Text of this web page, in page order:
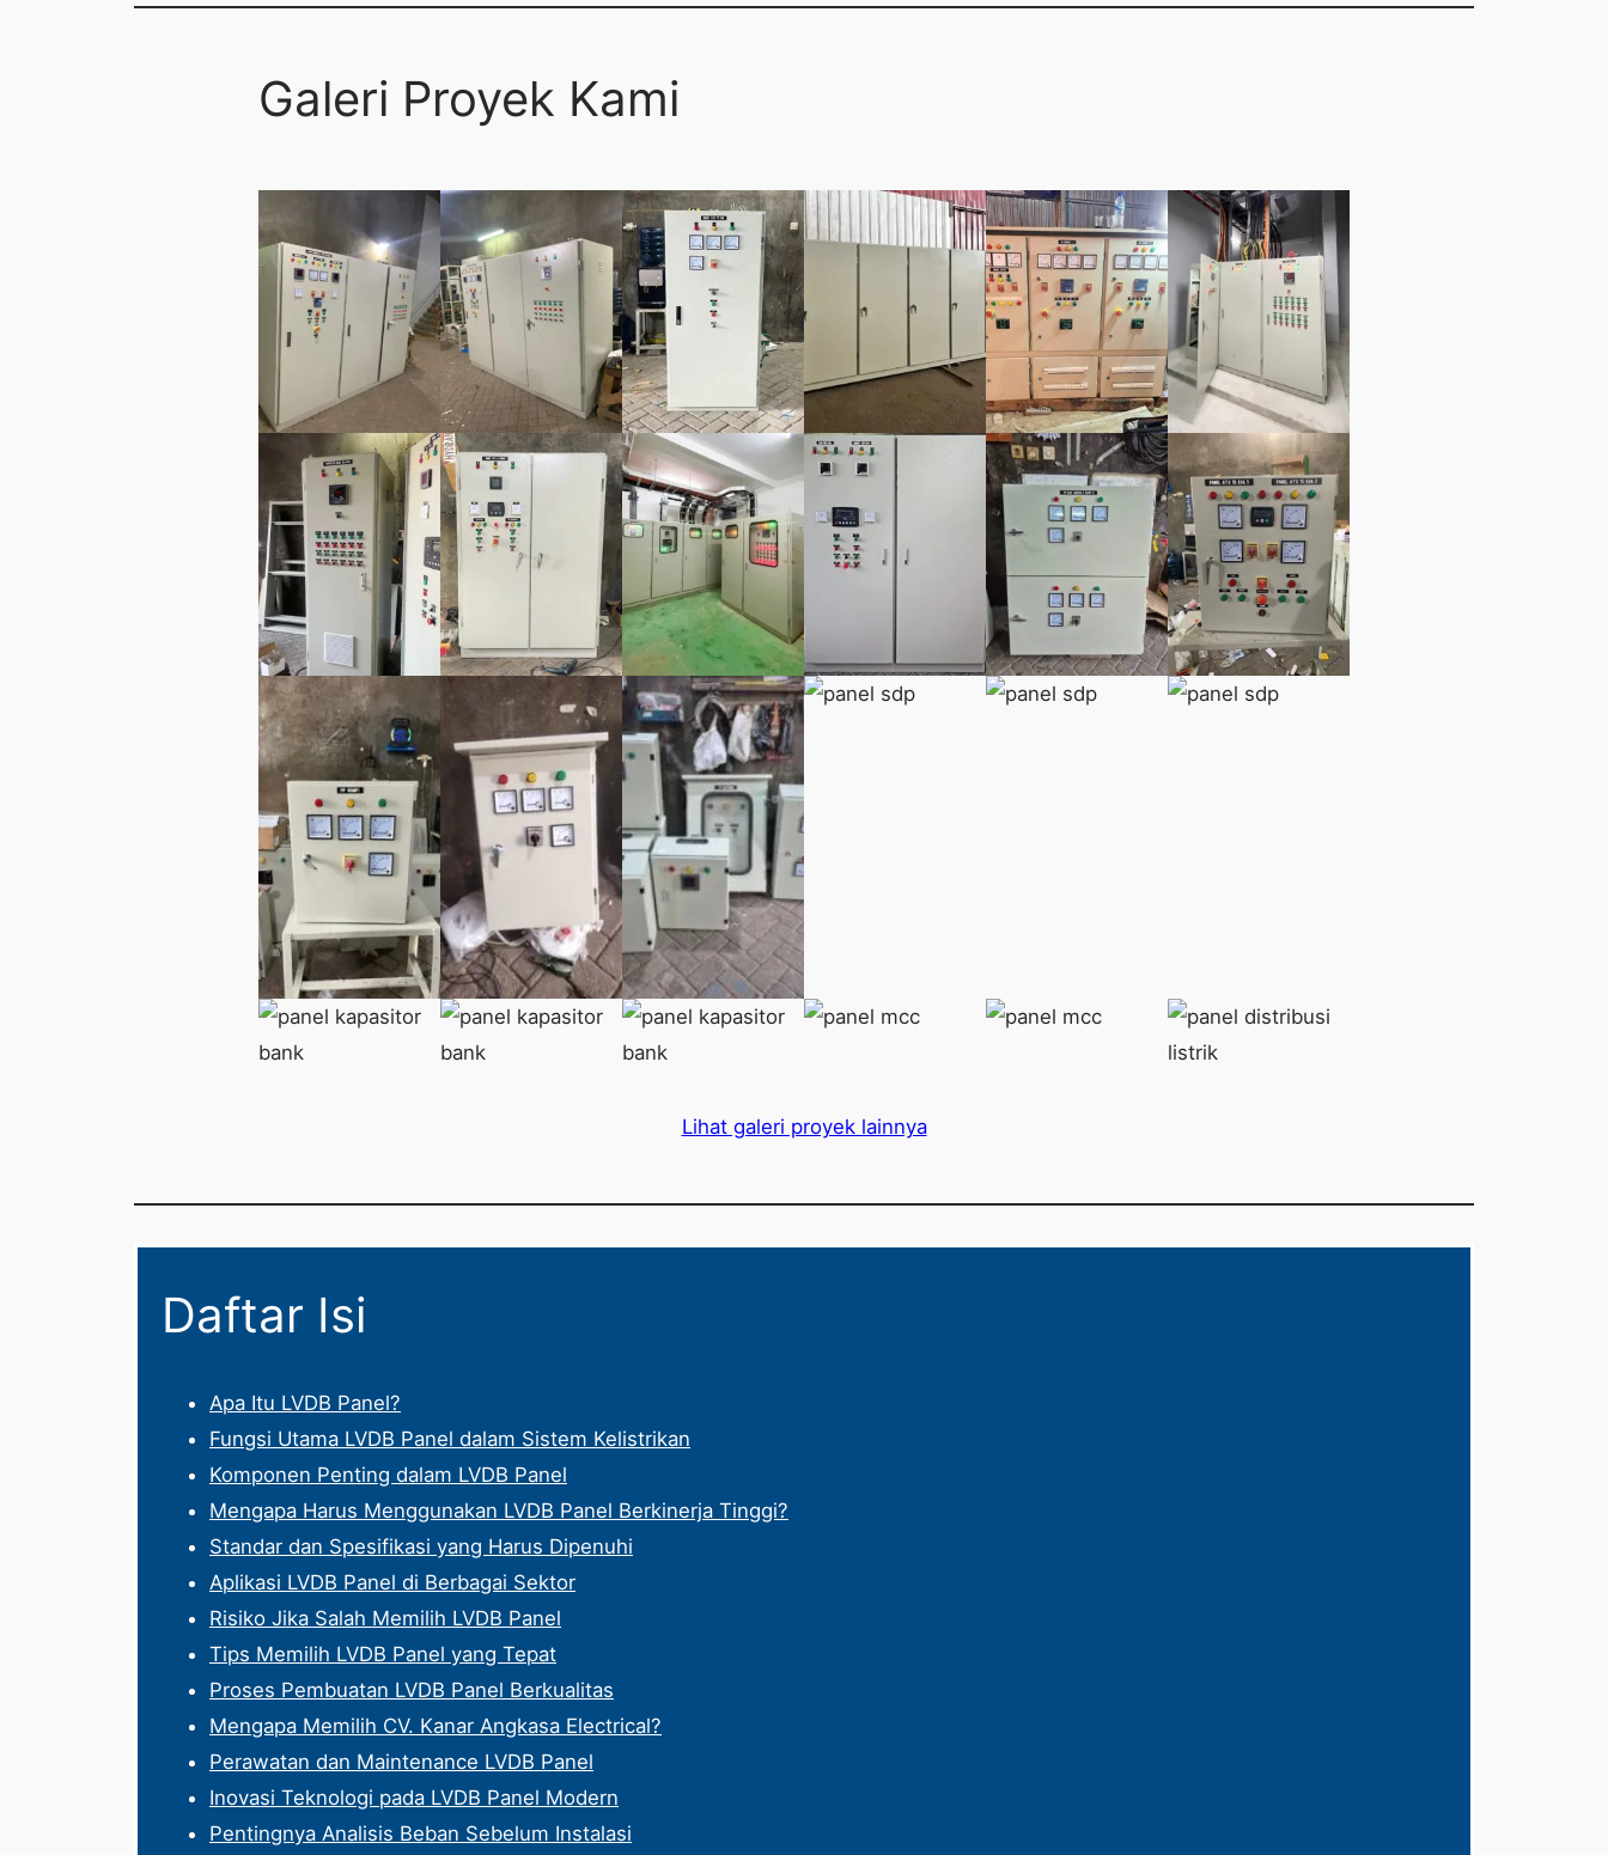
Galeri Proyek Kami
Lihat galeri proyek lainnya
Daftar Isi
Apa Itu LVDB Panel?
Fungsi Utama LVDB Panel dalam Sistem Kelistrikan
Komponen Penting dalam LVDB Panel
Mengapa Harus Menggunakan LVDB Panel Berkinerja Tinggi?
Standar dan Spesifikasi yang Harus Dipenuhi
Aplikasi LVDB Panel di Berbagai Sektor
Risiko Jika Salah Memilih LVDB Panel
Tips Memilih LVDB Panel yang Tepat
Proses Pembuatan LVDB Panel Berkualitas
Mengapa Memilih CV. Kanar Angkasa Electrical?
Perawatan dan Maintenance LVDB Panel
Inovasi Teknologi pada LVDB Panel Modern
Pentingnya Analisis Beban Sebelum Instalasi